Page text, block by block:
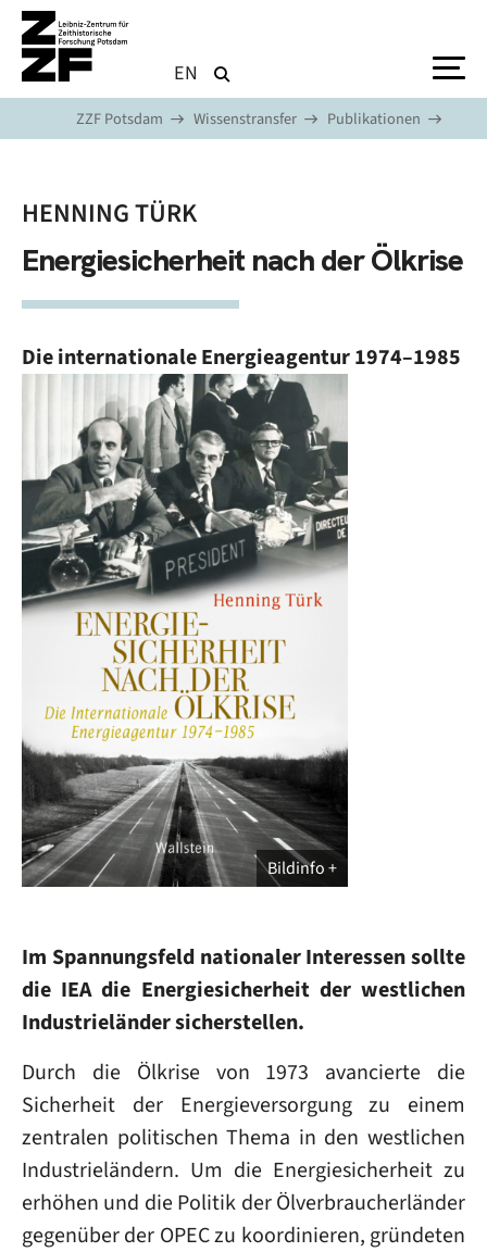
Direkt zum Inhalt
EN
ZZF Potsdam Wissenstransfer Publikationen
HENNING TÜRK
Energiesicherheit nach der Ölkrise
Die internationale Energieagentur 1974–1985
Bildinfo
Im Spannungsfeld nationaler Interessen sollte
die IEA die Energiesicherheit der westlichen
Industrieländer sicherstellen.
Durch die Ölkrise von 1973 avancierte die
Sicherheit der Energieversorgung zu einem
zentralen politischen Thema in den westlichen
Industrieländern. Um die Energiesicherheit zu
erhöhen und die Politik der Ölverbraucherländer
gegenüber der OPEC zu koordinieren, gründeten